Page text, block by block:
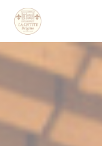
Personnalisation de